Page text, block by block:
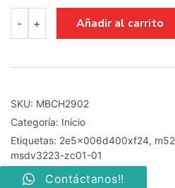
-
BOARD
MSDV3223-
01
2E5X006D400XF24
+ Añadir al carrito
SKU: MBCH2902
Categoría: Inicio
Etiquetas: 2e5x006d400xf24,
msdv3223-zc01-01
Contáctanos!!